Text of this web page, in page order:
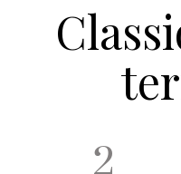
2